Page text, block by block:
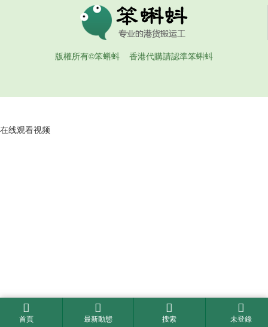
版權所有©笨蝌蚪 香港代購請認準笨蝌蚪
首頁 最新動態 搜索 未登錄
在线观看视频